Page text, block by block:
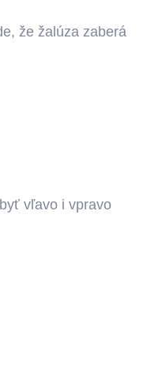
že žalúza zaberá
vľavo i vpravo